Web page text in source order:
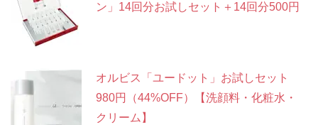
ン」14回分お試しセット＋14回分500円
オルビス「ユードット」お試しセット
980円（44%OFF）【洗顔料・化粧水・
クリーム】